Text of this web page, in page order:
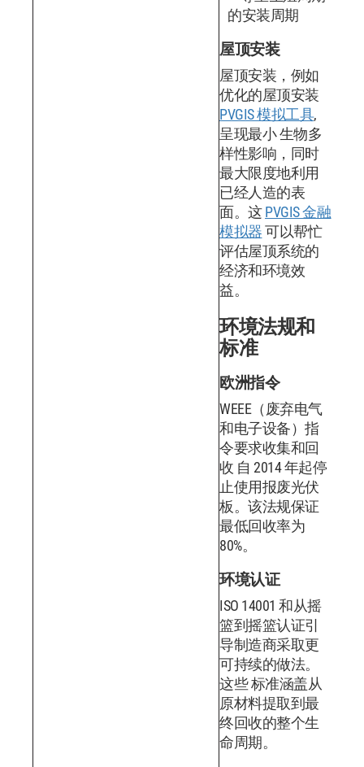
的安装周期
屋顶安装
屋顶安装，例如
优化的屋顶安装
PVGIS 模拟工具,
呈现最小 生物多
样性影响，同时
最大限度地利用
已经人造的表
面。这PVGIS 金融
模拟器可以帮忙
评估屋顶系统的
经济和环境效
益。
环境法规和
标准
欧洲指令
WEEE（废弃电气
和电子设备）指
令要求收集和回
收 自 2014 年起停
止使用报废光伏
板。该法规保证
最低回收率为
80%。
环境认证
ISO 14001 和从摇
篮到摇篮认证引
导制造商采取更
可持续的做法。
这些 标准涵盖从
原材料提取到最
终回收的整个生
命周期。